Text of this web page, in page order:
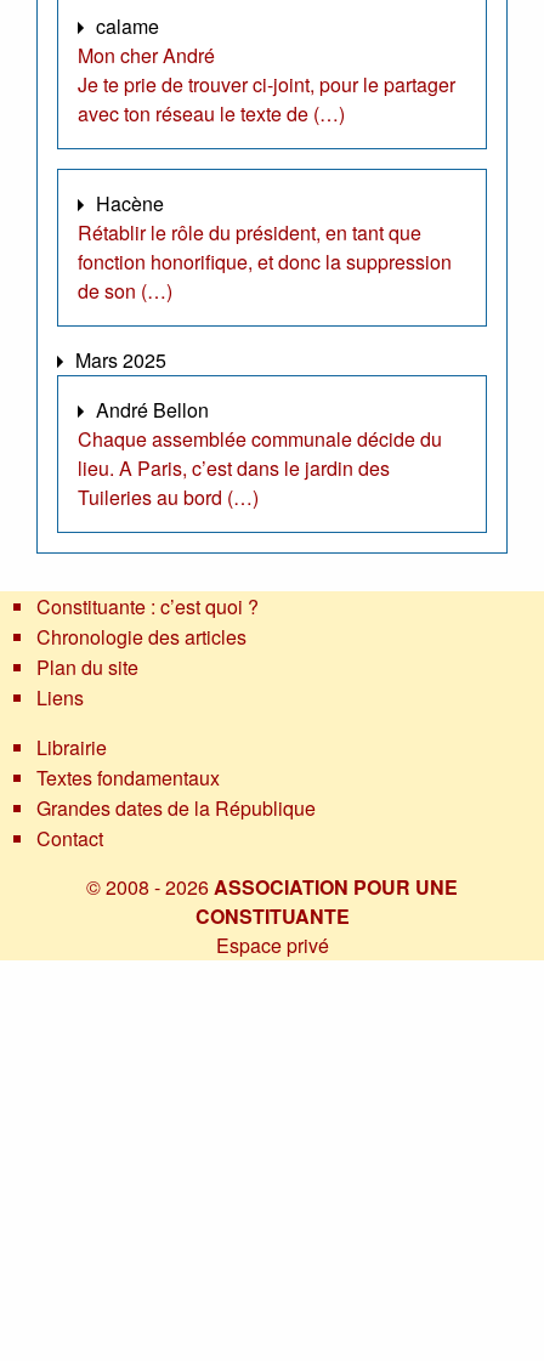
calame
Mon cher André
Je te prie de trouver ci-joint, pour le partager
avec ton réseau le texte de (…)
Hacène
Rétablir le rôle du président, en tant que
fonction honorifique, et donc la suppression
de son (…)
Mars 2025
André Bellon
Chaque assemblée communale décide du
lieu. A Paris, c’est dans le jardin des
Tuileries au bord (…)
Constituante : c’est quoi ?
Chronologie des articles
Plan du site
Liens
Librairie
Textes fondamentaux
Grandes dates de la République
Contact
© 2008 - 2026ASSOCIATION POUR UNE
CONSTITUANTE
Espace privé